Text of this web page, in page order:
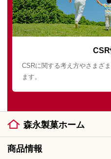
CSRに関する考え方やさまざ
ます。
森永製菓ホーム
商品情報